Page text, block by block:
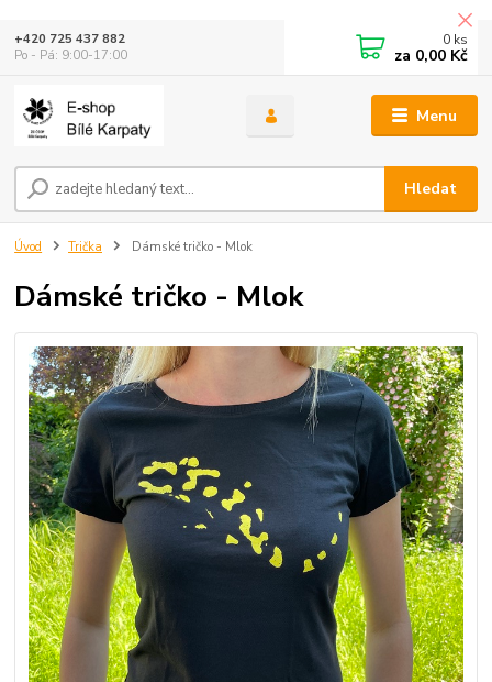
Menu
Hledat
+420 725 437 882
Po - Pá: 9:00-17:00
0 ks
za 0,00 Kč
Úvod Trička Dámské tričko - Mlok
Dámské tričko - Mlok